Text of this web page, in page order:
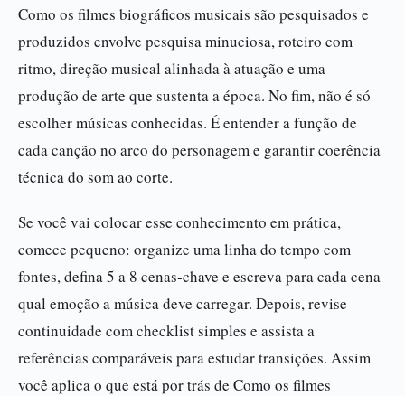
Como os filmes biográficos musicais são pesquisados e
produzidos envolve pesquisa minuciosa, roteiro com
ritmo, direção musical alinhada à atuação e uma
produção de arte que sustenta a época. No fim, não é só
escolher músicas conhecidas. É entender a função de
cada canção no arco do personagem e garantir coerência
técnica do som ao corte.
Se você vai colocar esse conhecimento em prática,
comece pequeno: organize uma linha do tempo com
fontes, defina 5 a 8 cenas-chave e escreva para cada cena
qual emoção a música deve carregar. Depois, revise
continuidade com checklist simples e assista a
referências comparáveis para estudar transições. Assim
você aplica o que está por trás de Como os filmes